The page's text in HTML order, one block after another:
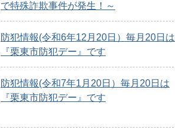
で特殊詐欺事件が発生！～
防犯情報(令和6年12月20日）毎月20日は
『栗東市防犯デー』です
防犯情報(令和7年1月20日）毎月20日は
『栗東市防犯デー』です